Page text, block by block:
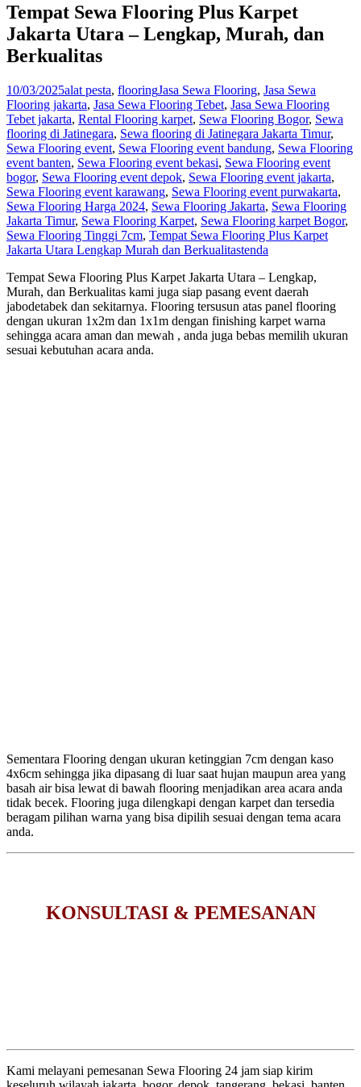
Tempat Sewa Flooring Plus Karpet
Jakarta Utara – Lengkap, Murah, dan
Berkualitas
10/03/2025alat pesta, flooringJasa Sewa Flooring, Jasa Sewa
Flooring jakarta, Jasa Sewa Flooring Tebet, Jasa Sewa Flooring
Tebet jakarta, Rental Flooring karpet, Sewa Flooring Bogor, Sewa
flooring di Jatinegara, Sewa flooring di Jatinegara Jakarta Timur,
Sewa Flooring event, Sewa Flooring event bandung, Sewa Flooring
event banten, Sewa Flooring event bekasi, Sewa Flooring event
bogor, Sewa Flooring event depok, Sewa Flooring event jakarta,
Sewa Flooring event karawang, Sewa Flooring event purwakarta,
Sewa Flooring Harga 2024, Sewa Flooring Jakarta, Sewa Flooring
Jakarta Timur, Sewa Flooring Karpet, Sewa Flooring karpet Bogor,
Sewa Flooring Tinggi 7cm, Tempat Sewa Flooring Plus Karpet
Jakarta Utara Lengkap Murah dan Berkualitastenda
Tempat Sewa Flooring Plus Karpet Jakarta Utara – Lengkap,
Murah, dan Berkualitas kami juga siap pasang event daerah
jabodetabek dan sekitarnya. Flooring tersusun atas panel flooring
dengan ukuran 1x2m dan 1x1m dengan finishing karpet warna
sehingga acara aman dan mewah , anda juga bebas memilih ukuran
sesuai kebutuhan acara anda.
Sementara Flooring dengan ukuran ketinggian 7cm dengan kaso
4x6cm sehingga jika dipasang di luar saat hujan maupun area yang
basah air bisa lewat di bawah flooring menjadikan area acara anda
tidak becek. Flooring juga dilengkapi dengan karpet dan tersedia
beragam pilihan warna yang bisa dipilih sesuai dengan tema acara
anda.
KONSULTASI & PEMESANAN
Kami melayani pemesanan Sewa Flooring 24 jam siap kirim